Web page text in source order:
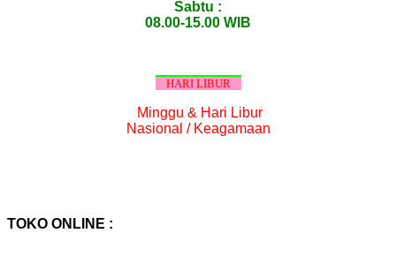
Sabtu :
08.00-15.00 WIB
HARI LIBUR
Minggu & Hari Libur
Nasional / Keagamaan
TOKO ONLINE :